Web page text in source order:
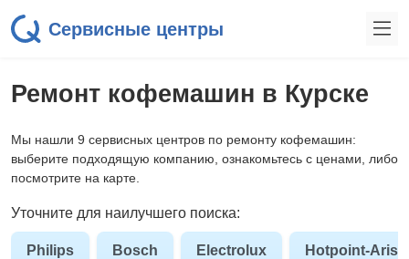
Сервисные центры
Ремонт кофемашин в Курске
Мы нашли 9 сервисных центров по ремонту кофемашин:
выберите подходящую компанию, ознакомьтесь с ценами, либо
посмотрите на карте.
Уточните для наилучшего поиска:
Philips Bosch Electrolux Hotpoint-